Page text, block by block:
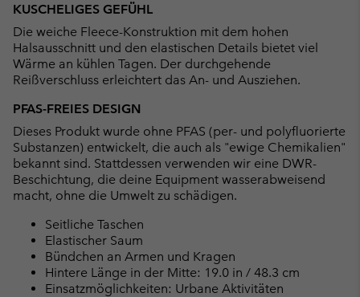
KUSCHELIGES GEFÜHL
Die weiche Fleece-Konstruktion mit dem hohen
Halsausschnitt und den elastischen Details bietet viel
Wärme an kühlen Tagen. Der durchgehende
Reißverschluss erleichtert das An- und Ausziehen.
PFAS-FREIES DESIGN
Dieses Produkt wurde ohne PFAS (per- und polyfluorierte
Substanzen) entwickelt, die auch als "ewige Chemikalien"
bekannt sind. Stattdessen verwenden wir eine DWR-
Beschichtung, die deine Equipment wasserabweisend
macht, ohne die Umwelt zu schädigen.
Seitliche Taschen
Elastischer Saum
Bündchen an Armen und Kragen
Hintere Länge in der Mitte: 19.0 in / 48.3 cm
Einsatzmöglichkeiten: Urbane Aktivitäten